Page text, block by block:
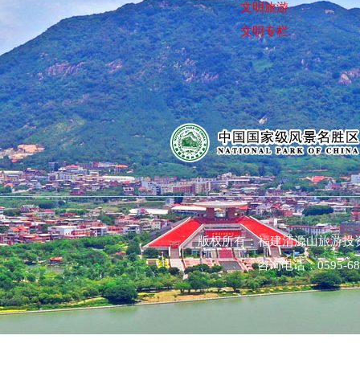
文明旅游
文明专栏
版权所有：福建清源山旅游
咨询电话：0595-